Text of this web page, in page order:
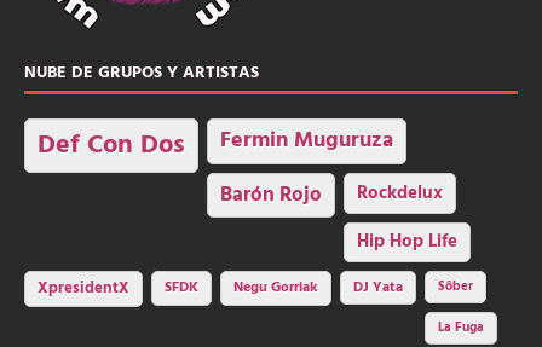
NUBE DE GRUPOS Y ARTISTAS
Def Con Dos Fermin Muguruza
Barón Rojo Rockdelux
Hip Hop Life
XpresidentX SFDK Negu Gorriak DJ Yata
Sôber
La Fuga